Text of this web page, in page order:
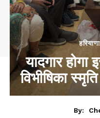
हरियाणा
यादगार होगा
विभीषिका
By: